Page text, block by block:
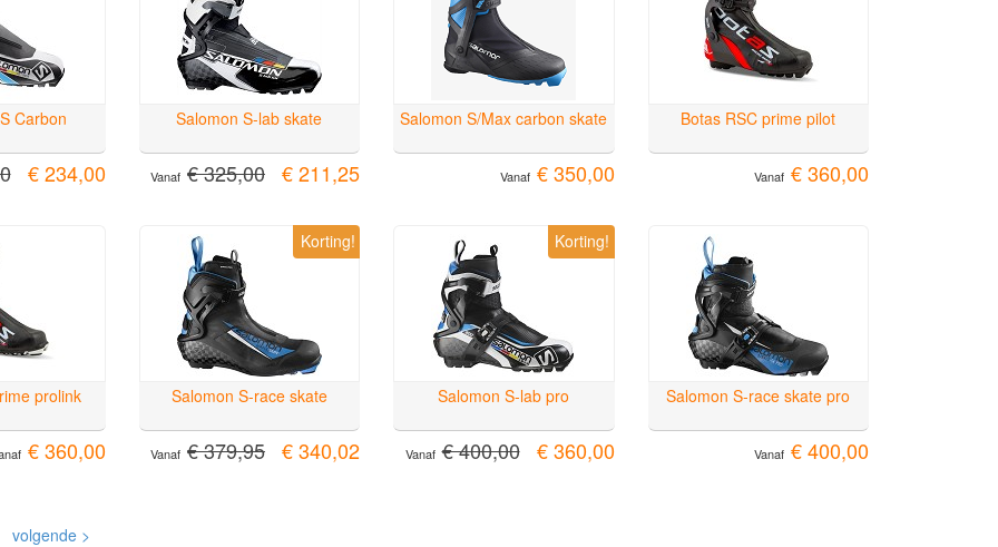
Carbon
€ 234,00
Salomon S-lab skate
Vanaf € 325,00 € 211,25
Salomon S/Max carbon skate
Vanaf € 350,00
Botas RSC prime pilot
Vanaf € 360,00
prolink
€ 360,00
Korting!
Salomon S-race skate
Vanaf € 379,95 € 340,02
Korting!
Salomon S-lab pro
Vanaf € 400,00€ 360,00
Salomon S-race skate pro
Vanaf € 400,00
volgende >